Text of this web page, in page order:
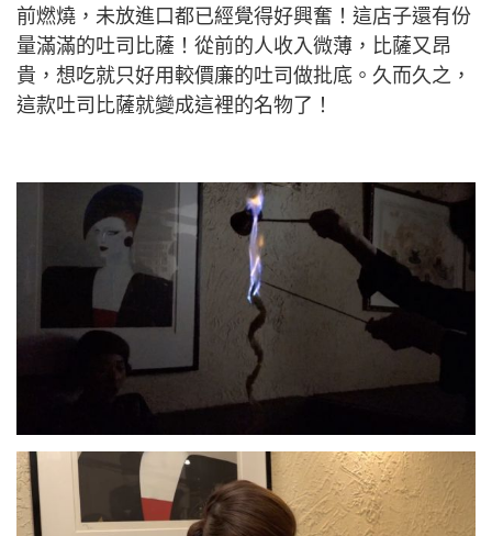
前燃燒，未放進口都已經覺得好興奮！這店子還有份
量滿滿的吐司比薩！從前的人收入微薄，比薩又昂
貴，想吃就只好用較價廉的吐司做批底。久而久之，
這款吐司比薩就變成這裡的名物了！